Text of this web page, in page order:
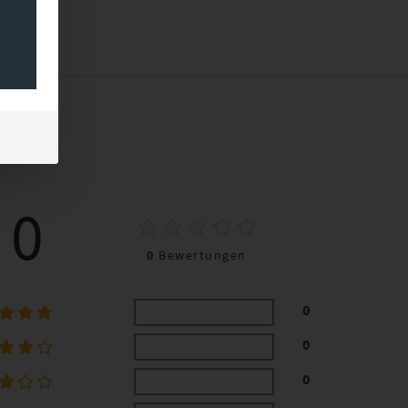
0 0 Bewertungen
0
0
0